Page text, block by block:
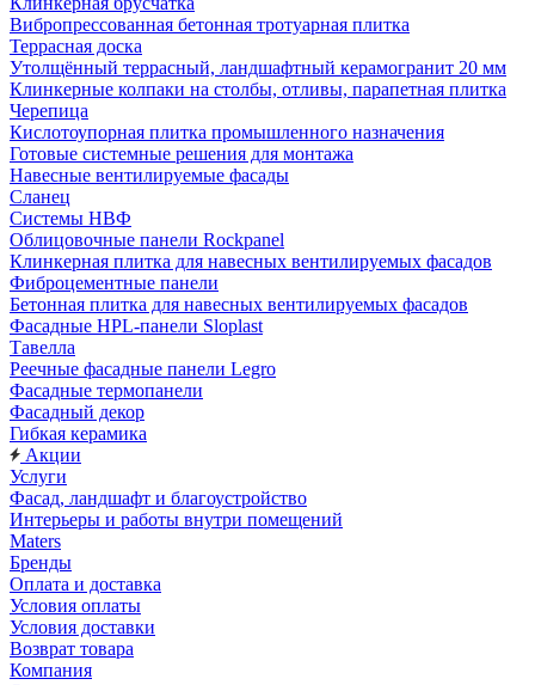
Вибропрессованная бетонная тротуарная плитка
Террасная доска
Утолщённый террасный, ландшафтный керамогранит 20 мм
Клинкерные колпаки на столбы, отливы, парапетная плитка
Черепица
Кислотоупорная плитка промышленного назначения
Готовые системные решения для монтажа
Навесные вентилируемые фасады
Сланец
Системы НВФ
Облицовочные панели Rockpanel
Клинкерная плитка для навесных вентилируемых фасадов
Фиброцементные панели
Бетонная плитка для навесных вентилируемых фасадов
Фасадные HPL-панели Sloplast
Тавелла
Реечные фасадные панели Legro
Фасадные термопанели
Фасадный декор
Гибкая керамика
Акции
Услуги
Фасад, ландшафт и благоустройство
Интерьеры и работы внутри помещений
Maters
Бренды
Оплата и доставка
Условия оплаты
Условия доставки
Возврат товара
Компания